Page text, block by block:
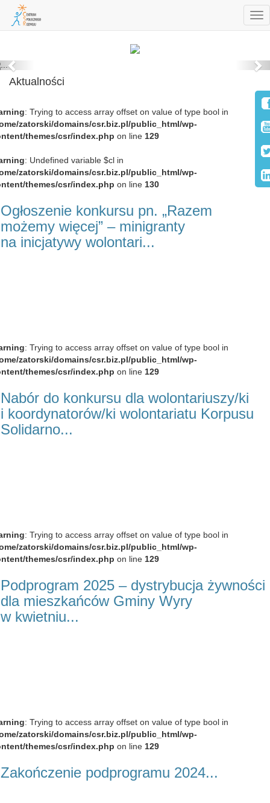
Previous
Aktualności
: Trying to access array offset on value of type bool in
zatorski/domains/csr.biz.pl/public_html/wp-
themes/csr/index.php on line 129
: Undefined variable $cl in
zatorski/domains/csr.biz.pl/public_html/wp-
themes/csr/index.php on line 130
Ogłoszenie konkursu pn. „Razem
możemy więcej” – minigranty
na inicjatywy wolontari...
: Trying to access array offset on value of type bool in
zatorski/domains/csr.biz.pl/public_html/wp-
themes/csr/index.php on line 129
Nabór do konkursu dla wolontariuszy/ki
i koordynatorów/ki wolontariatu Korpusu
Solidarno...
: Trying to access array offset on value of type bool in
zatorski/domains/csr.biz.pl/public_html/wp-
themes/csr/index.php on line 129
Podprogram 2025 – dystrybucja żywności
dla mieszkańców Gminy Wyry
w kwietniu...
: Trying to access array offset on value of type bool in
zatorski/domains/csr.biz.pl/public_html/wp-
themes/csr/index.php on line 129
Zakończenie podprogramu 2024...